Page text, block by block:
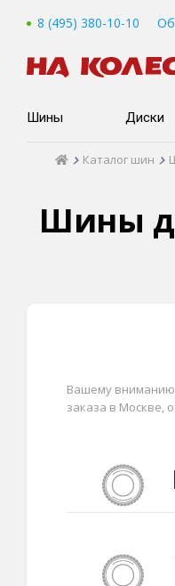
8 (495) 380-10-10
Шины Диски
Каталог шин
Шины
Вашему вниманию
заказа в Москве,